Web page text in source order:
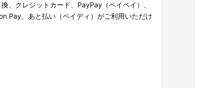
、クレジットカード、PayPay（ペイペイ）、
Pay、あと払い（ペイディ）がご利用いただけ